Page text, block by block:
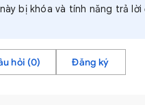
bị khóa và tính năng trả lời
hỏi (0) Đăng ký